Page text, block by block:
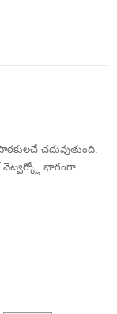
చదువుతుంది.
నెట్వర్క్లో భాగంగా